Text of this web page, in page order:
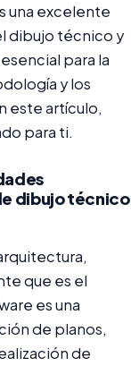
una excelente
dibujo técnico y
para la
y los
este artículo,
para ti.
dibujo técnico
que es el
es una
de planos,
de